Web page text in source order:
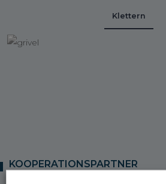
Klettern
KOOPERATIONSPARTNER